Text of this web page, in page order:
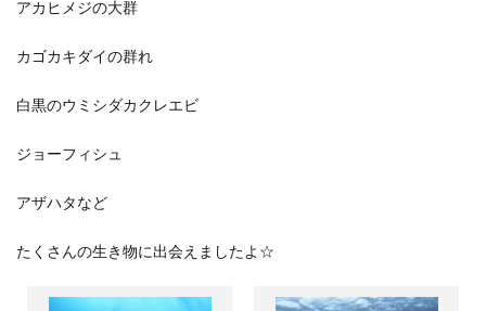
アカヒメジの大群
カゴカキダイの群れ
白黒のウミシダカクレエビ
ジョーフィシュ
アザハタなど
たくさんの生き物に出会えましたよ☆